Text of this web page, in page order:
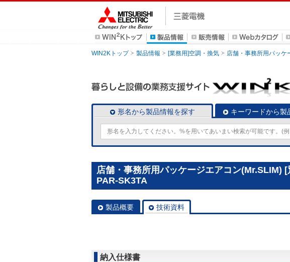
WIN2Kトップ 製品情報 [業務用]空調・換気 店舗・事務所用パッケ
形名から製品情報を探す キーワードから製
店舗・事務所用パッケージエアコン(Mr.SLIM)
PAR-SK3TA
製品概要 技術資料
納入仕様書